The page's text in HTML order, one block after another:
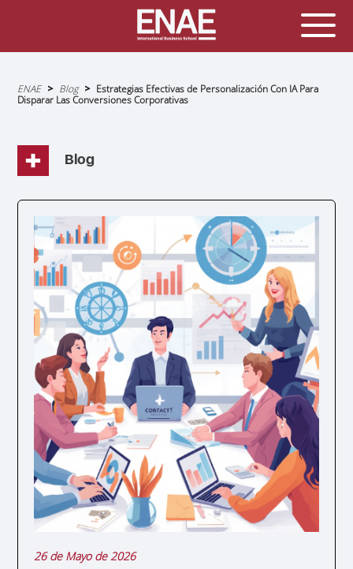
Sobrescribir
enlaces
de
navegación
ENAE Blog
Estrategias Efectivas de Personalización Con IA Para
Disparar Las Conversiones Corporativas
Blog
26 de Mayo de 2026